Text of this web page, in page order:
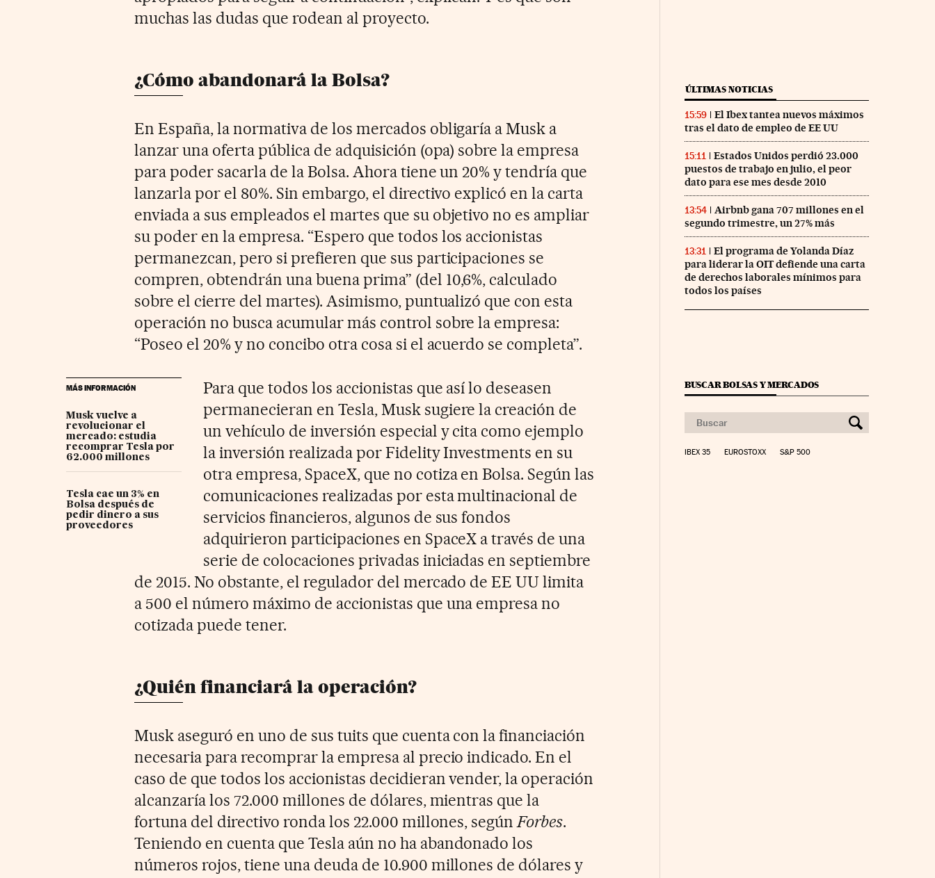
muchas las dudas que rodean al proyecto.
¿Cómo abandonará la Bolsa?
En España, la normativa de los mercados obligaría a Musk a
lanzar una oferta pública de adquisición (opa) sobre la empresa
para poder sacarla de la Bolsa. Ahora tiene un 20% y tendría que
lanzarla por el 80%. Sin embargo, el directivo explicó en la carta
enviada a sus empleados el martes que su objetivo no es ampliar
su poder en la empresa. “Espero que todos los accionistas
permanezcan, pero si prefieren que sus participaciones se
compren, obtendrán una buena prima” (del 10,6%, calculado
sobre el cierre del martes). Asimismo, puntualizó que con esta
operación no busca acumular más control sobre la empresa:
“Poseo el 20% y no concibo otra cosa si el acuerdo se completa”.
MÁS INFORMACIÓN
Musk vuelve a
revolucionar el
mercado: estudia
recomprar Tesla por
62.000 millones
Tesla cae un 3% en
Bolsa después de
pedir dinero a sus
proveedores
Para que todos los accionistas que así lo deseasen
permanecieran en Tesla, Musk sugiere la creación de
un vehículo de inversión especial y cita como ejemplo
la inversión realizada por Fidelity Investments en su
otra empresa, SpaceX, que no cotiza en Bolsa. Según las
comunicaciones realizadas por esta multinacional de
servicios financieros, algunos de sus fondos
adquirieron participaciones en SpaceX a través de una
serie de colocaciones privadas iniciadas en septiembre
de 2015. No obstante, el regulador del mercado de EE UU limita
a 500 el número máximo de accionistas que una empresa no
cotizada puede tener.
¿Quién financiará la operación?
Musk aseguró en uno de sus tuits que cuenta con la financiación
necesaria para recomprar la empresa al precio indicado. En el
caso de que todos los accionistas decidieran vender, la operación
alcanzaría los 72.000 millones de dólares, mientras que la
fortuna del directivo ronda los 22.000 millones, segúnForbes.
Teniendo en cuenta que Tesla aún no ha abandonado los
números rojos, tiene una deuda de 10.900 millones de dólares y
ÚLTIMAS NOTICIAS
15:59
El Ibex tantea nuevos máximos
tras el dato de empleo de EE UU
15:11
Estados Unidos perdió 23.000
puestos de trabajo en julio, el peor
dato para ese mes desde 2010
13:54
Airbnb gana 707 millones en el
segundo trimestre, un 27% más
13:31
El programa de Yolanda Díaz
para liderar la OIT defiende una carta
de derechos laborales mínimos para
todos los países
BUSCAR BOLSAS Y MERCADOS
IBEX 35 EUROSTOXX S&P 500